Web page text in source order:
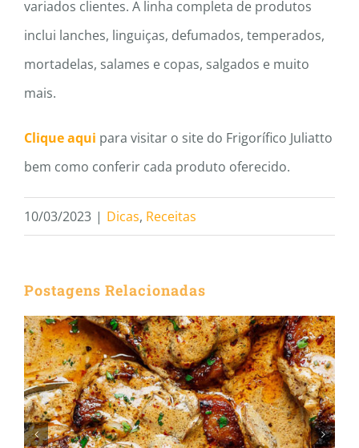
variados clientes. A linha completa de produtos
inclui lanches, linguiças, defumados, temperados,
mortadelas, salames e copas, salgados e muito
mais.
Clique aqui para visitar o site do Frigorífico Juliatto
bem como conferir cada produto oferecido.
10/03/2023 | Dicas, Receitas
Postagens Relacionadas
Como Preparar um Jantar
Especial com Produtos